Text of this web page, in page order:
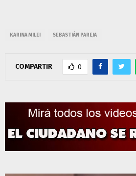
KARINA MILEI SEBASTIÁN PAREJA
COMPARTIR 0